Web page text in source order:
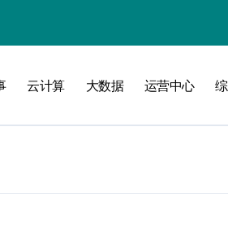
云计算 大数据 运营中心